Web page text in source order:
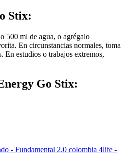
Stix:
500 ml de agua, o agrégalo
En circunstancias normales, toma
En estudios o trabajos extremos,
Go Stix: